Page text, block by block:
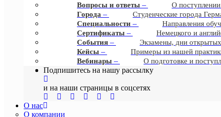
Вопросы и ответы –
О
Города –
Студенческие города
Cпециальности –
Направления
Сертификаты –
Немецкого и
События –
Экзамены, дни
Кейсы –
Примеры из нашей
Вебинары – О подготовке и
Подпишитесь на нашу рассылку
и на наши страницы в соцсетях
О нас
О компании